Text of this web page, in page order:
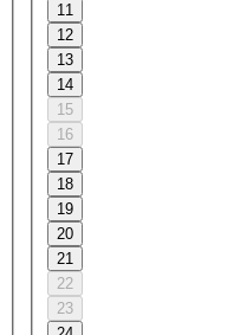
11
12
13
14
15
16
17
18
19
20
21
22
23